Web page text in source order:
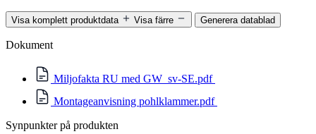
Visa komplett produktdata Visa färre Generera datablad
Dokument
Miljofakta RU med GW_sv-SE.pdf
Montageanvisning pohlklammer.pdf
Synpunkter på produkten